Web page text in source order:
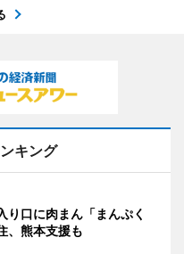
キング
り口に肉まん「まんぷく
、熊本支援も